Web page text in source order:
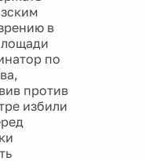
в
по
против
избили